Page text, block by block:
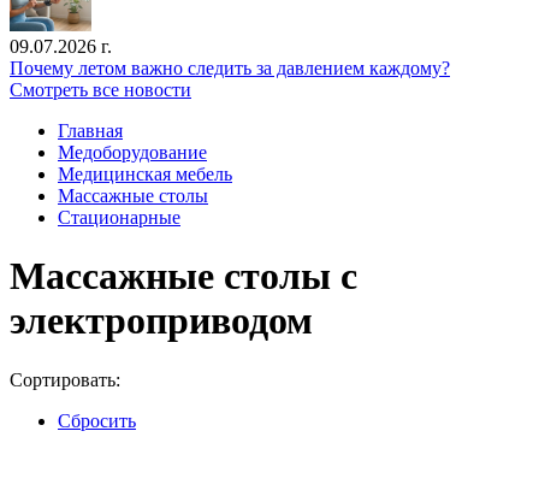
09.07.2026 г.
Почему летом важно следить за давлением каждому?
Смотреть все новости
Главная
Медоборудование
Медицинская мебель
Массажные столы
Стационарные
Массажные столы с
электроприводом
Сортировать:
Сбросить